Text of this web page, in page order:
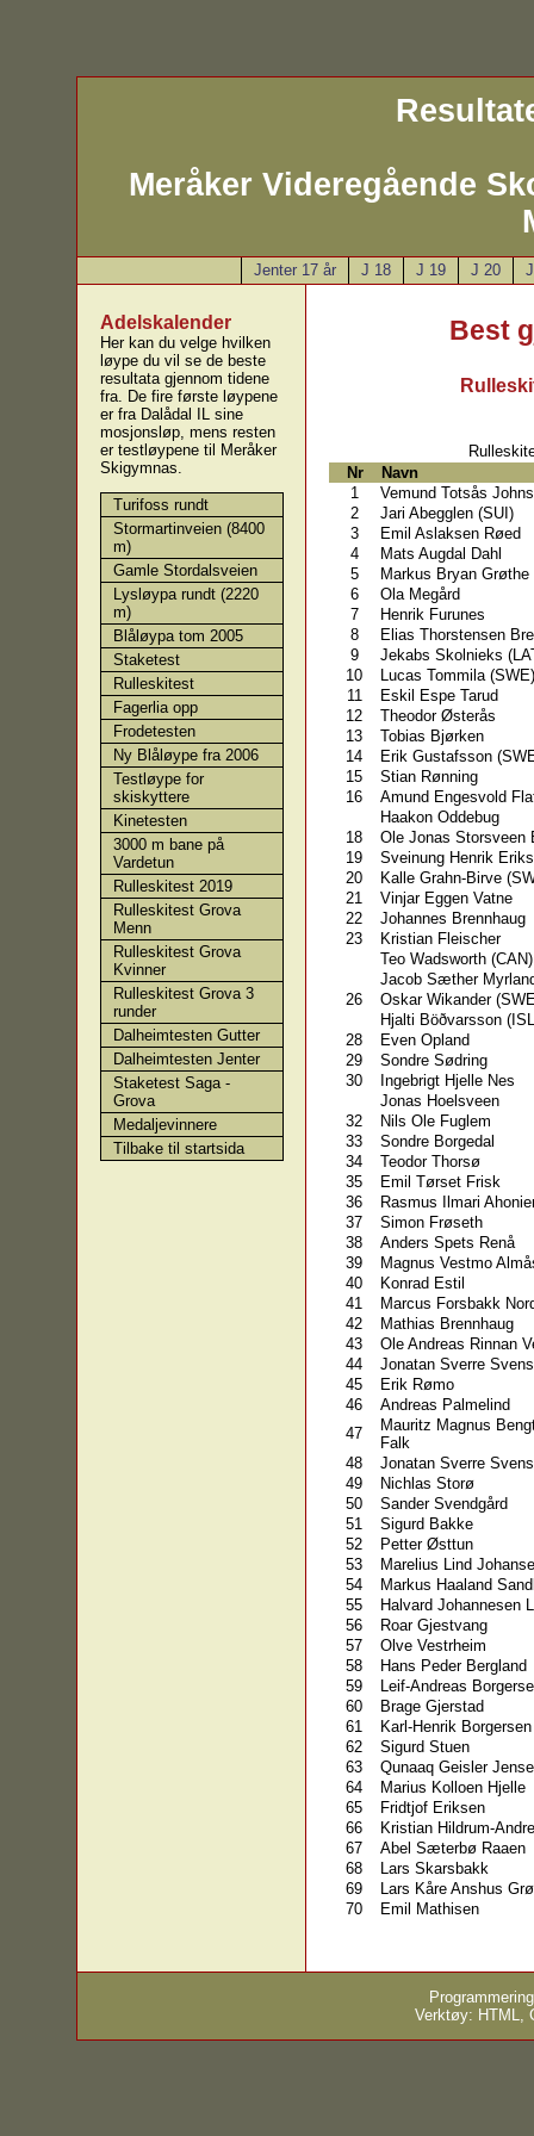
Meråker Videregående
Jenter 17 år J 18 J 19 J 20
Adelskalender
Her kan du velge hvilken
løype du vil se de beste
resultata gjennom tidene
fra. De fire første løypene
er fra Dalådal IL sine
mosjonsløp, mens resten
er testløypene til Meråker
Skigymnas.
Turifoss rundt
Stormartinveien (8400
m)
Gamle Stordalsveien
Lysløypa rundt (2220
m)
Blåløypa tom 2005
Staketest
Rulleskitest
Fagerlia opp
Frodetesten
Ny Blåløype fra 2006
Testløype for
skiskyttere
Kinetesten
3000 m bane på
Vardetun
Rulleskitest 2019
Rulleskitest Grova
Menn
Rulleskitest Grova
Kvinner
Rulleskitest Grova 3
runder
Dalheimtesten Gutter
Dalheimtesten Jenter
Staketest Saga -
Grova
Medaljevinnere
Tilbake til startsida
Best
Nr
Navn
1
Vemund Totsås
2
Jari Abegglen (SUI)
3
Emil Aslaksen Røed
4
Mats Augdal Dahl
5
Markus Bryan Grøthe
6
Ola Megård
7
Henrik Furunes
8
Elias Thorstensen
9
Jekabs Skolnieks
10
Lucas Tommila
11
Eskil Espe Tarud
12
Theodor Østerås
13
Tobias Bjørken
14
Erik Gustafsson
15
Stian Rønning
16
Amund Engesvold
Haakon Oddebug
18
Ole Jonas Storsveen
19
Sveinung Henrik
20
Kalle Grahn-Birve
21
Vinjar Eggen Vatne
22
Johannes Brennhaug
23
Kristian Fleischer
Teo Wadsworth (CAN)
Jacob Sæther
26
Oskar Wikander
Hjalti Böðvarsson
28
Even Opland
29
Sondre Sødring
30
Ingebrigt Hjelle Nes
Jonas Hoelsveen
32
Nils Ole Fuglem
33
Sondre Borgedal
34
Teodor Thorsø
35
Emil Tørset Frisk
36
Rasmus Ilmari
37
Simon Frøseth
38
Anders Spets Renå
39
Magnus Vestmo
40
Konrad Estil
41
Marcus Forsbakk
42
Mathias Brennhaug
43
Ole Andreas Rinnan
44
Jonatan Sverre
45
Erik Rømo
46
Andreas Palmelind
47
Mauritz Magnus
Falk
48
Jonatan Sverre
49
Nichlas Storø
50
Sander Svendgård
51
Sigurd Bakke
52
Petter Østtun
53
Marelius Lind
54
Markus Haaland
55
Halvard Johannesen
56
Roar Gjestvang
57
Olve Vestrheim
58
Hans Peder Bergland
59
Leif-Andreas
60
Brage Gjerstad
61
Karl-Henrik Borgersen
62
Sigurd Stuen
63
Qunaaq Geisler
64
Marius Kolloen Hjelle
65
Fridtjof Eriksen
66
Kristian Hildrum-
67
Abel Sæterbø Raaen
68
Lars Skarsbakk
69
Lars Kåre Anshus
70
Emil Mathisen
Verktøy: HTML,